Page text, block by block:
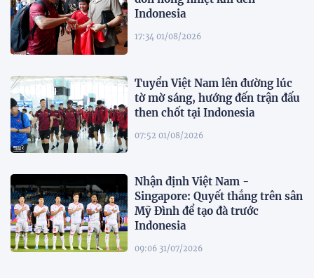
Indonesia
17:34 01/08/2026
Tuyển Việt Nam lên đường lúc
tờ mờ sáng, hướng đến trận đấu
then chốt tại Indonesia
07:52 01/08/2026
Nhận định Việt Nam -
Singapore: Quyết thắng trên sân
Mỹ Đình để tạo đà trước
Indonesia
09:06 31/07/2026